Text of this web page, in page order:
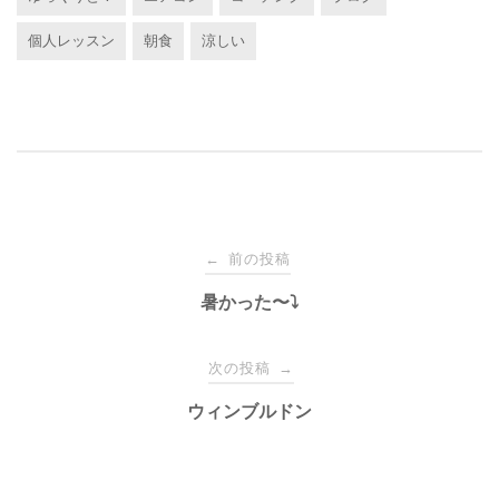
個人レッスン 朝食 涼しい
← 前の投稿
暑かった〜⤵︎
次の投稿 →
ウィンブルドン